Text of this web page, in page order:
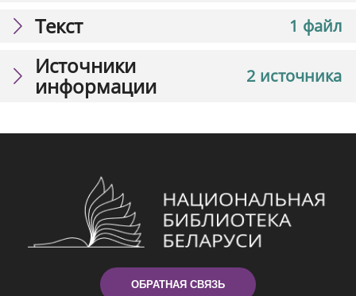
1 файл
Текст
2 источника
Источники
информации
ОБРАТНАЯ СВЯЗЬ